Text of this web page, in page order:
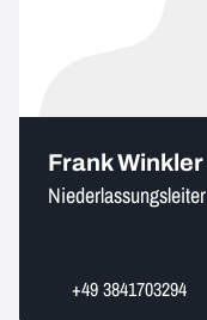
Frank Winkler
Niederlassungsleiter
+49 3841703294